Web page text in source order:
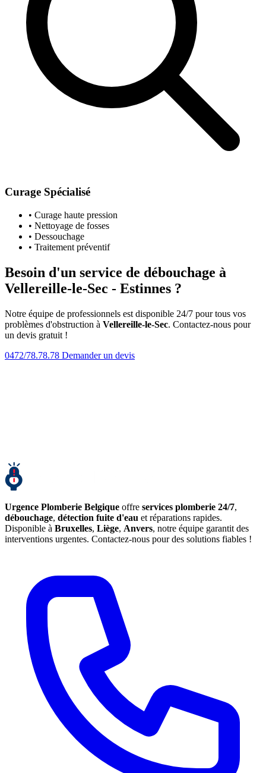
Curage Spécialisé
• Curage haute pression
• Nettoyage de fosses
• Dessouchage
• Traitement préventif
Besoin d'un service de débouchage à
Vellereille-le-Sec - Estinnes ?
Notre équipe de professionnels est disponible 24/7 pour tous vos
problèmes d'obstruction à Vellereille-le-Sec. Contactez-nous pour
un devis gratuit !
0472/78.78.78 Demander un devis
Urgence Plomberie Belgique offre services plomberie 24/7,
débouchage, détection fuite d'eau et réparations rapides.
Disponible à Bruxelles, Liège, Anvers, notre équipe garantit des
interventions urgentes. Contactez-nous pour des solutions fiables !